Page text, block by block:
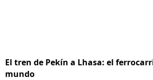
El tren de Pekín a Lhasa: el
mundo